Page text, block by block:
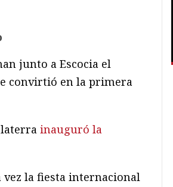
junto a Escocia el
convirtió en la primera
inauguró la
la fiesta internacional